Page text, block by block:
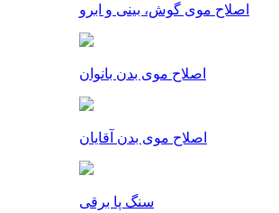
اصلاح موی گوش، بینی و ابرو
اصلاح موی بدن بانوان
اصلاح موی بدن آقایان
سنگ پا برقی